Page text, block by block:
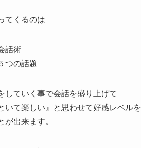
てくるのは
話術
つの話題
していく事で会話を盛り上げて
いて楽しい』と思わせて好感レベルを
が出来ます。